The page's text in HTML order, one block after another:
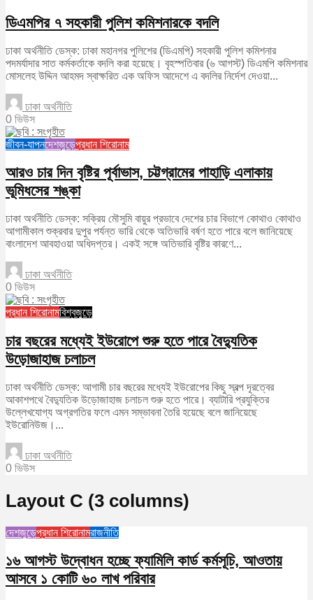
ডিএমপির ৭ সহকারী পুলিশ কমিশনারকে বদলি
ঢাকা অর্থনীতি ডেস্ক: ঢাকা মহানগর পুলিশের (ডিএমপি) সহকারী পুলিশ কমিশনার
পদমর্যাদার সাত কর্মকর্তাকে বদলি করা হয়েছে। বৃহস্পতিবার (৬ আগস্ট) ডিএমপি কমিশনার
মোসলেহ উদ্দিন আহমদ স্বাক্ষরিত এক অফিস আদেশে এ বদলির নির্দেশ দেওয়া...
ঢাকা অর্থনীতি
0 ভিউস
জীবন-যাপনদেশজুড়েপ্রধান শিরোনাম
আরও চার দিন বৃষ্টির পূর্বাভাস, চট্টগ্রামের পাহাড়ি এলাকায়
ভূমিধসের শঙ্কা
ঢাকা অর্থনীতি ডেস্ক: সক্রিয় মৌসুমি বায়ুর প্রভাবে দেশের চার বিভাগে কোথাও কোথাও
আগামীকাল শুক্রবার দুপুর পর্যন্ত ভারি থেকে অতিভারি বর্ষণ হতে পারে বলে জানিয়েছে
বাংলাদেশ আবহাওয়া অধিদপ্তর। একই সঙ্গে অতিভারি বৃষ্টির কারণে...
ঢাকা অর্থনীতি
0 ভিউস
প্রধান শিরোনামবিশ্বজুড়ে
চার বছরের মধ্যেই ইউরোপে শুরু হতে পারে বৈদ্যুতিক
উড়োজাহাজ চলাচল
ঢাকা অর্থনীতি ডেস্ক: আগামী চার বছরের মধ্যেই ইউরোপের কিছু স্বল্প দূরত্বের
আকাশপথে বৈদ্যুতিক উড়োজাহাজ চলাচল শুরু হতে পারে। ব্যাটারি প্রযুক্তির
উল্লেখযোগ্য অগ্রগতির ফলে এমন সম্ভাবনা তৈরি হয়েছে বলে জানিয়েছে
ইউরোনিউজ।...
ঢাকা অর্থনীতি
0 ভিউস
Layout C (3 columns)
দেশজুড়েপ্রধান শিরোনামরাজনীতি
১৬ আগস্ট উদ্বোধন হচ্ছে ফ্যামিলি কার্ড কর্মসূচি, আওতায়
আসবে ১ কোটি ৬০ লাখ পরিবার